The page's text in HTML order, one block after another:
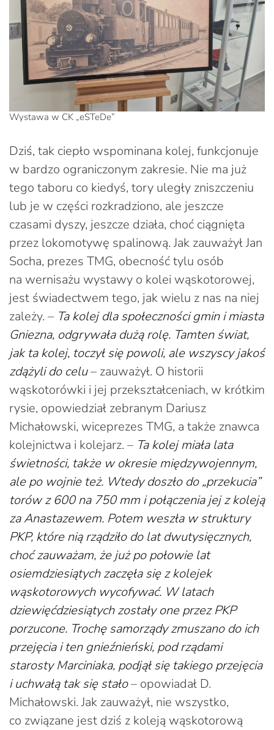
Wystawa w CK „eSTeDe”
Dziś, tak ciepło wspominana kolej, funkcjonuje
w bardzo ograniczonym zakresie. Nie ma już
tego taboru co kiedyś, tory uległy zniszczeniu
lub je w części rozkradziono, ale jeszcze
czasami dyszy, jeszcze działa, choć ciągnięta
przez lokomotywę spalinową. Jak zauważył Jan
Socha, prezes TMG, obecność tylu osób
na wernisażu wystawy o kolei wąskotorowej,
jest świadectwem tego, jak wielu z nas na niej
zależy. – Ta kolej dla społeczności gmin i miasta
Gniezna, odgrywała dużą rolę. Tamten świat,
jak ta kolej, toczył się powoli, ale wszyscy jakoś
zdążyli do celu– zauważył. O historii
wąskotorówki i jej przekształceniach, w krótkim
rysie, opowiedział zebranym Dariusz
Michałowski, wiceprezes TMG, a także znawca
kolejnictwa i kolejarz. – Ta kolej miała lata
świetności, także w okresie międzywojennym,
ale po wojnie też. Wtedy doszło do „przekucia”
torów z 600 na 750 mm i połączenia jej z koleją
za Anastazewem. Potem weszła w struktury
PKP, które nią rządziło do lat dwutysięcznych,
choć zauważam, że już po połowie lat
osiemdziesiątych zaczęła się z kolejek
wąskotorowych wycofywać. W latach
dziewięćdziesiątych zostały one przez PKP
porzucone. Trochę samorządy zmuszano do ich
przejęcia i ten gnieźnieński, pod rządami
starosty Marciniaka, podjął się takiego przejęcia
i uchwałą tak się stało– opowiadał D.
Michałowski. Jak zauważył, nie wszystko,
co związane jest dziś z koleją wąskotorową